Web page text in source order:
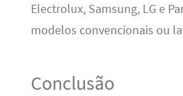
Electrolux, Samsung, LG e
modelos convencionais ou
Conclusão